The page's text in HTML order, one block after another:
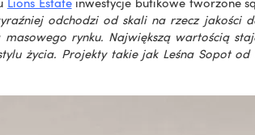
odchodzi od skali na rzecz jakości
rynku. Największą wartością
życia. Projekty takie jak Leśna Sopot